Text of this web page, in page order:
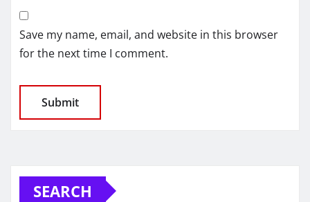
Save my name, email, and website in this browser
for the next time I comment.
SEARCH